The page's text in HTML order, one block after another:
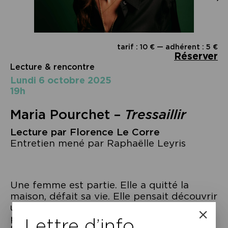
tarif : 10 € — adhérent : 5 €
Réserver
Lecture & rencontre
lundi 6 octobre 2025
19h
Maria Pourchet – Tressaillir
Lecture par Florence Le Corre
Entretien mené par Raphaëlle Leyris
Une femme est partie. Elle a quitté la
maison, défait sa vie. Elle pensait découvrir
une liberté neuve mais elle éprouve,
prostrée dans une chambre d’hôtel,